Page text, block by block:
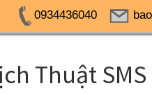
0934436040
Thuật SMS